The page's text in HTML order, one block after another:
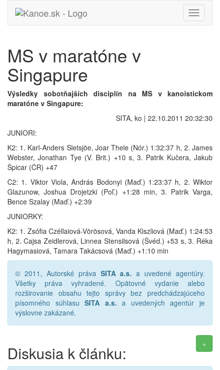
Toggle
MS v maratóne v
Singapure
Výsledky sobotňajších disciplín na MS v kanoistickom
maratóne v Singapure:
SITA, ko | 22.10.2011 20:32:30
JUNIORI:
K2: 1. Karl-Anders Sletsjöe, Joar Thele (Nór.) 1:32:37 h, 2. James
Webster, Jonathan Tye (V. Brit.) +10 s, 3. Patrik Kučera, Jakub
Špicar (ČR) +47
C2: 1. Viktor Viola, András Bodonyi (Maď.) 1:23:37 h, 2. Wiktor
Glazunow, Joshua Drojetzki (Poľ.) +1:28 min, 3. Patrik Varga,
Bence Szalay (Maď.) +2:39
JUNIORKY:
K2: 1. Zsófia Czéllaiová-Vörösová, Vanda Kiszliová (Maď.) 1:24:53
h, 2. Cajsa Zeidlerová, Linnea Stensilsová (Švéd.) +53 s, 3. Réka
Hagymasiová, Tamara Takácsová (Maď.) +1:10 min
© 2011, Autorské práva SITA a.s. a uvedené agentúry.
Všetky práva vyhradené. Opätovné vydanie alebo
rozširovanie obsahu tejto správy bez predchádzajúceho
písomného súhlasuSITA a.s. a uvedených agentúr je
výslovne zakázané.
Diskusia k článku: